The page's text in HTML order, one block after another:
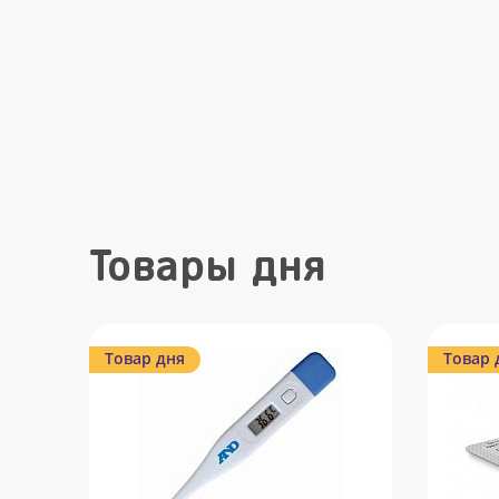
Товары дня
Товар дня Товар